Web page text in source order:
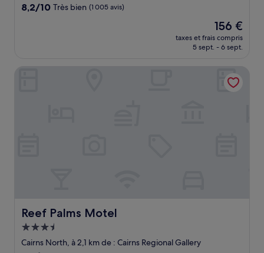
8.2
8,2/10 Très bien (1 005 avis)
Le
nouveau
prix
de
156 €
156 €
taxes et frais compris
5 sept. - 6 sept.
Reef Palms Motel
Reef Palms Motel
Hébergement
3.5 étoiles
Cairns North, à 2,1 km de : Cairns Regional Gallery